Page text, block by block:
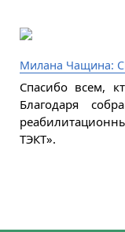
Милана Чащина:
Спасибо всем,
Благодаря
ТЭКТ».